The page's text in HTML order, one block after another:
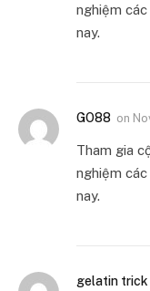
nghiệm
nay.
GO88 on
Tham gia
nghiệm
nay.
gelatin trick